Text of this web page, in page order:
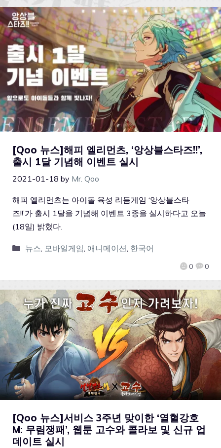
[Qoo 뉴스]해피 엘리먼츠, ‘앙상블스타즈!!’,
출시 1달 기념해 이벤트 실시
2021-01-18 by Mr. Qoo
0 0
해피 엘리먼츠는 아이돌 육성 리듬게임 ‘앙상블스타
즈!!’가 출시 1달을 기념해 이벤트 3종을 실시하다고 오늘
(18일) 밝혔다.
뉴스 모바일게임 애니메이션 한국어
[Qoo 뉴스]서비스 3주년 맞이한 ‘열혈강호
M: 무림쟁패’, 웹툰 고수와 콜라보 및 신규 업
데이트 실시